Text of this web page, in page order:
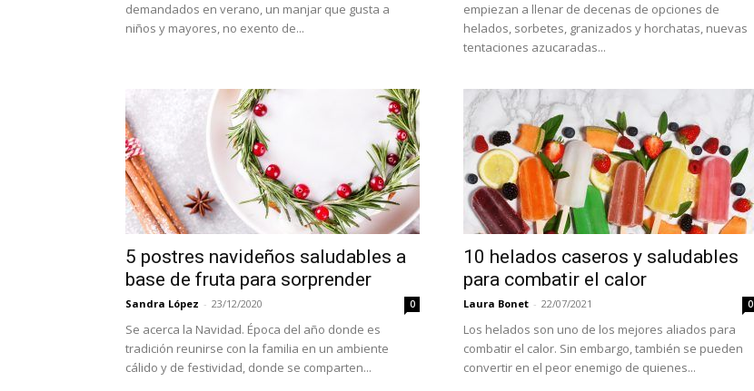
demandados en verano, un manjar que gusta a
niños y mayores, no exento de...
empiezan a llenar de decenas de opciones de
helados, sorbetes, granizados y horchatas, nuevas
tentaciones azucaradas...
5 postres navideños saludables a
base de fruta para sorprender
Sandra López - 23/12/2020 0
Se acerca la Navidad. Época del año donde es
tradición reunirse con la familia en un ambiente
cálido y de festividad, donde se comparten...
10 helados caseros y saludables
para combatir el calor
Laura Bonet - 22/07/2021 0
Los helados son uno de los mejores aliados para
combatir el calor. Sin embargo, también se pueden
convertir en el peor enemigo de quienes...